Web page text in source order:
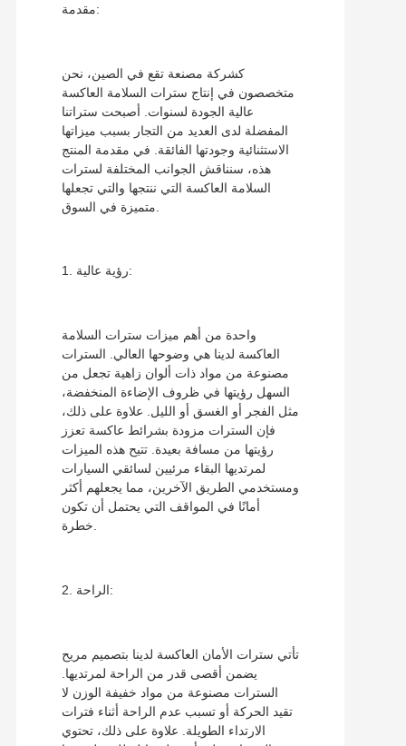
مقدمة:
كشركة مصنعة تقع في الصين، نحن
متخصصون في إنتاج سترات السلامة العاكسة
عالية الجودة لسنوات. أصبحت ستراتنا
المفضلة لدى العديد من التجار بسبب ميزاتها
الاستثنائية وجودتها الفائقة. في مقدمة المنتج
هذه، سنناقش الجوانب المختلفة لسترات
السلامة العاكسة التي ننتجها والتي تجعلها
1. رؤية عالية:
واحدة من أهم ميزات سترات السلامة
العاكسة لدينا هي وضوحها العالي. السترات
مصنوعة من مواد ذات ألوان زاهية تجعل من
السهل رؤيتها في ظروف الإضاءة المنخفضة،
مثل الفجر أو الغسق أو الليل. علاوة على ذلك،
فإن السترات مزودة بشرائط عاكسة تعزز
رؤيتها من مسافة بعيدة. تتيح هذه الميزات
لمرتديها البقاء مرئيين لسائقي السيارات
ومستخدمي الطريق الآخرين، مما يجعلهم أكثر
أمانًا في المواقف التي يحتمل أن تكون
2. الراحة:
تأتي سترات الأمان العاكسة لدينا بتصميم مريح
يضمن أقصى قدر من الراحة لمرتديها.
السترات مصنوعة من مواد خفيفة الوزن لا
تقيد الحركة أو تسبب عدم الراحة أثناء فترات
الارتداء الطويلة. علاوة على ذلك، تحتوي